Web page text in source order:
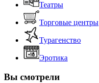
Театры
Торговые центры
Турагенство
Эротика
Вы смотрели